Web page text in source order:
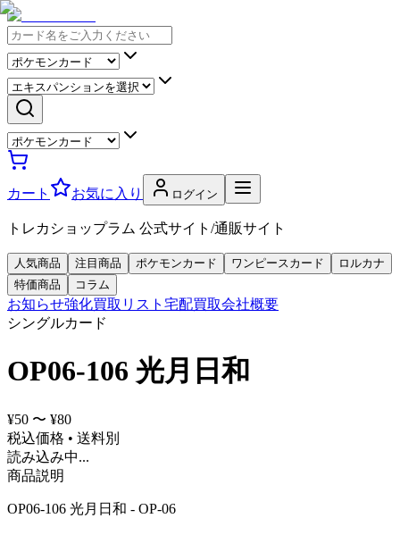
カート お気に入り ログイン
トレカショップラム 公式サイト/通販サイト
人気商品 注目商品 ポケモンカード ワンピースカード
ロルカナ
特価商品
コラム
お知らせ強化買取リスト 宅配買取会社概要
シングルカード
OP06-106 光月日和
¥50 〜 ¥80
税込価格 • 送料別
読み込み中...
商品説明
OP06-106 光月日和 - OP-06